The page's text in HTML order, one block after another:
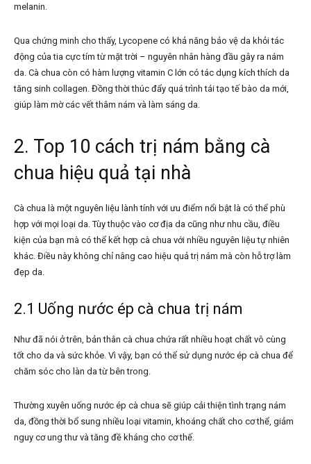
melanin.
Qua chứng minh cho thấy, Lycopene có khả năng bảo vệ da khỏi tác
động của tia cực tím từ mặt trời – nguyên nhân hàng đầu gây ra nám
da. Cà chua còn có hàm lượng vitamin C lớn có tác dụng kích thích da
tăng sinh collagen. Đồng thời thúc đẩy quá trình tái tạo tế bào da mới,
giúp làm mờ các vết thâm nám và làm sáng da.
2. Top 10 cách trị nám bằng cà
chua hiệu quả tại nhà
Cà chua là một nguyên liệu lành tính với ưu điểm nổi bật là có thể phù
hợp với mọi loại da. Tùy thuộc vào cơ địa da cũng như nhu cầu, điều
kiện của bạn mà có thể kết hợp cà chua với nhiều nguyên liệu tự nhiên
khác. Điều này không chỉ nâng cao hiệu quả trị nám mà còn hỗ trợ làm
đẹp da.
2.1 Uống nước ép cà chua trị nám
Như đã nói ở trên, bản thân cà chua chứa rất nhiều hoạt chất vô cùng
tốt cho da và sức khỏe. Vì vậy, bạn có thể sử dụng nước ép cà chua để
chăm sóc cho làn da từ bên trong.
Thường xuyên uống nước ép cà chua sẽ giúp cải thiện tình trạng nám
da, đồng thời bổ sung nhiều loại vitamin, khoáng chất cho cơ thể, giảm
nguy cơ ung thư và tăng đề kháng cho cơ thế.